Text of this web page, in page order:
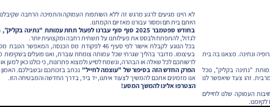
ונתינה. מצאנו בה בית
"נתינה בקליק", נוכל
זהו צעד שיאפשר לנו
העמוקה שלנו לחיילים
לא היינו מגיעים לרגע מרגש זה ללא השותפות העמוקה והתמיכה הרחבה
היותם בית חם ומסור עבורנו מאז יום הקמתנו.
בחודש ספטמבר 2025 סוף סוף עברנו לפעול תחת עמותת "נתינה בקליק”,
לגדול, להתפתח ולבסס את פעילותנו על תשתית רחבה ומקצועית יותר.
בכל הנוגע לקבלת אישור לפי סעיף 46 לפקודת מס
בעיצומו. מדובר בהליך שגרתי שכל עמותה צומחת עוברת, ואנו פועלים בשקיפות
לרשותכם לכל שאלה או הבהרה, ונשמח לסייע ולמצוא פתרונות, כי כולנו כאן למען
הפרק החדש הזה בסיפור של "עוצמה לחייל" נכתב בזכותכם ובשבילכם.
אנו מזמינים אתכם להמשיך לצעוד איתנו, יד ביד, בדרך החדשה והמבטיחה הזו.
הצטרפו אלינו להמשך המסע!